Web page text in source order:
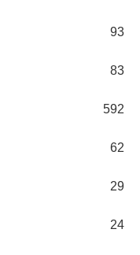
93
83
592
62
29
24